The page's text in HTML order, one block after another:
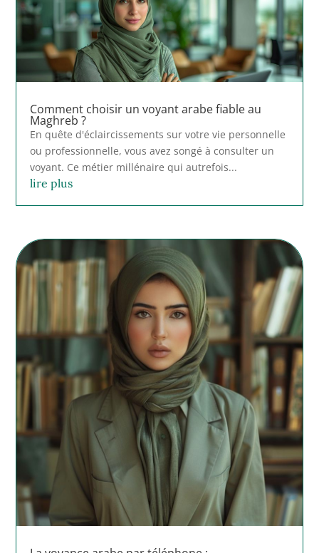
Comment choisir un voyant arabe fiable au
Maghreb ?
En quête d'éclaircissements sur votre vie personnelle
ou professionnelle, vous avez songé à consulter un
voyant. Ce métier millénaire qui autrefois...
lire plus